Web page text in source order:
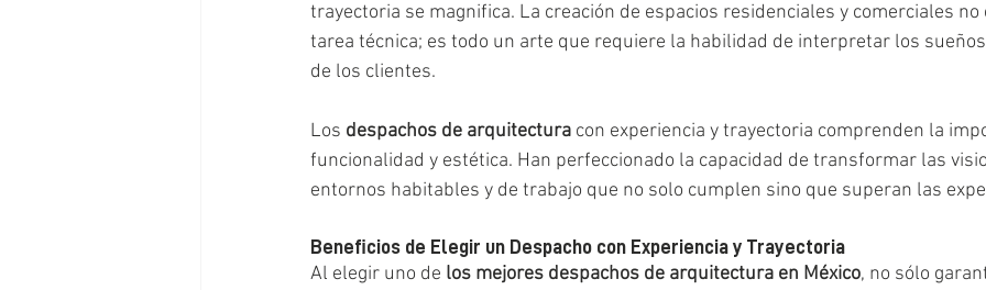
trayectoria se magnifica. La creación de espacios residenciales y comerciales no
tarea técnica; es todo un arte que requiere la habilidad de interpretar los
de los clientes.
Los despachos de arquitectura con experiencia y trayectoria comprenden la
funcionalidad y estética. Han perfeccionado la capacidad de transformar las
entornos habitables y de trabajo que no solo cumplen sino que superan las
Beneficios de Elegir un Despacho con Experiencia y Trayectoria
Al elegir uno de los mejores despachos de arquitectura en México, no sólo